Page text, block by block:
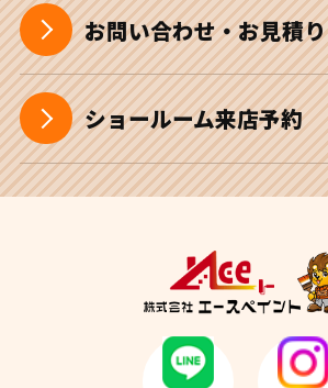
お問い合わせ・お見積り
ショールーム来店予約